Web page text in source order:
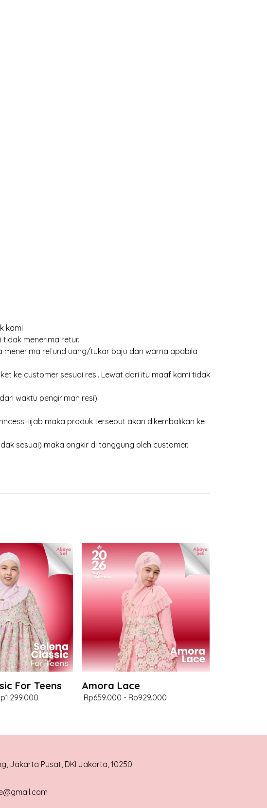
kami
menerima retur.
menerima refund uang/tukar baju dan warna apabila
ke customer sesuai resi. Lewat dari itu maaf kami tidak
waktu pengiriman resi).
maka produk tersebut akan dikembalikan ke
sesuai) maka ongkir di tanggung oleh customer.
For Teens Amora Lace
Rp659.000 - Rp929.000
Jakarta Pusat, DKI Jakarta, 10250